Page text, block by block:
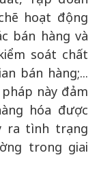
hoạt động
bán hàng và
soát chất
bán hàng;...
này đảm
hóa được
ra tình trạng
trong giai